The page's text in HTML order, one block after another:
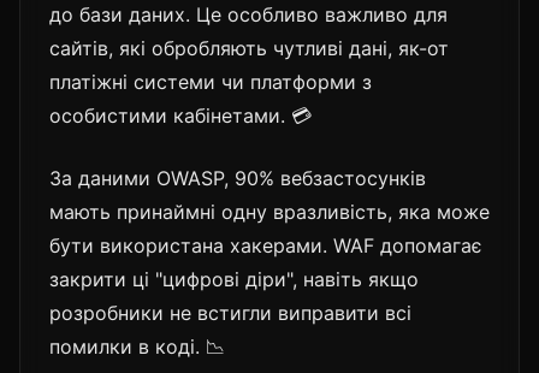
до бази даних. Це особливо важливо для
сайтів, які обробляють чутливі дані, як-от
платіжні системи чи платформи з
особистими кабінетами. 💳
За даними OWASP, 90% вебзастосунків
мають принаймні одну вразливість, яка може
бути використана хакерами. WAF допомагає
закрити ці "цифрові діри", навіть якщо
розробники не встигли виправити всі
помилки в коді. 📉